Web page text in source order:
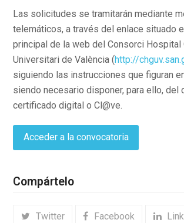
Las solicitudes se tramitarán mediante
telemáticos, a través del enlace situado
principal de la web del Consorci Hospital
Universitari de València (http://
siguiendo las instrucciones que figuran
siendo necesario disponer, para ello, del
certificado digital o Cl@ve.
Acceder a la convocatoria
Compártelo
Twitter Facebook